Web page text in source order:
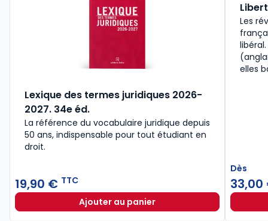
Lexique des termes juridiques 2026-
2027. 34e éd.
La référence du vocabulaire juridique depuis
50 ans, indispensable pour tout étudiant en
droit.​
19,90 € TTC
Ajouter au panierLexique des termes juridiques
Les
elles
Dès